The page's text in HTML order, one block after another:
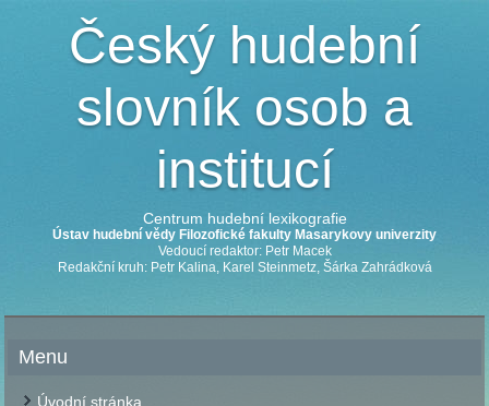
Český hudební
slovník osob a
institucí
Centrum hudební lexikografie
Ústav hudební vědy Filozofické fakulty Masarykovy univerzity
Vedoucí redaktor: Petr Macek
Redakční kruh: Petr Kalina, Karel Steinmetz, Šárka Zahrádková
Menu
Úvodní stránka